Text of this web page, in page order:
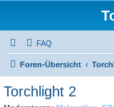
FAQ
Foren-Übersicht
Torchlight 2